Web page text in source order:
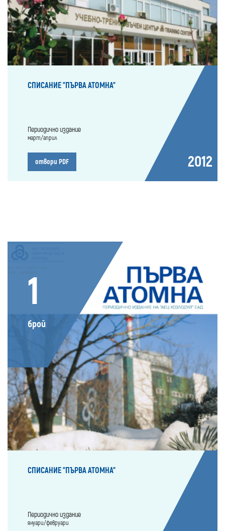
СПИСАНИЕ "ПЪРВА АТОМНА"
Периодично издание
март/април
отвори PDF 2012
1
брой
СПИСАНИЕ "ПЪРВА АТОМНА"
Периодично издание
януари/февруари